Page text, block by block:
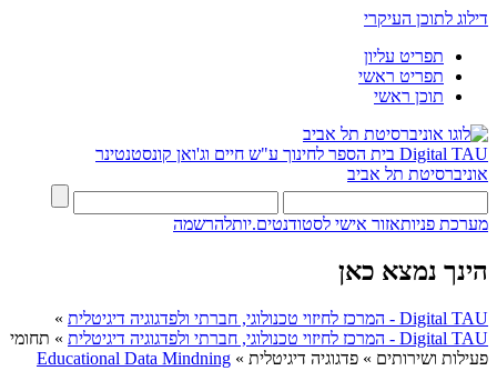
דילוג לתוכן העיקרי
תפריט עליון
תפריט ראשי
תוכן ראשי
Digital TAU בית הספר לחינוך ע"ש חיים וג'ואן קונסטנטינר
אוניברסיטת תל אביב
מערכת פניותאזור אישי לסטודנטים.יותלהרשמה
הינך נמצא כאן
Digital TAU - המרכז לחיזוי טכנולוגי, חברתי ולפדגוגיה דיגיטלית
»
Digital TAU - המרכז לחיזוי טכנולוגי, חברתי ולפדגוגיה דיגיטלית
» תחומי
פעילות ושירותים » פדגוגיה דיגיטלית »
Educational Data Mindning